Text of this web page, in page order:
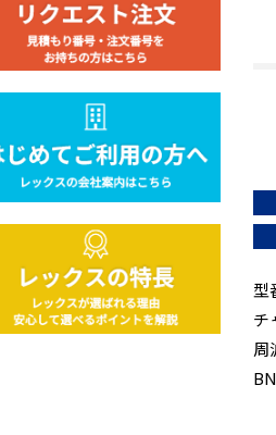
型
チ
周